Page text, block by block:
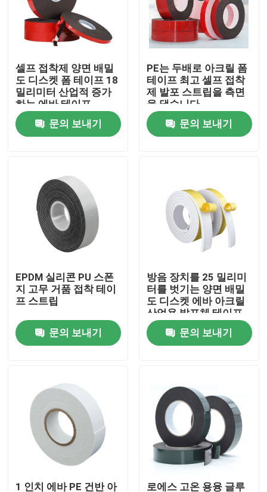
우리에 대하여
품질 관리
연락주세요
봅프 접착 테이프
크라프트 지 접착 테이프
PET 접착 테이프
셀프 접착제 양면 배밀
도 디스켓 폼 테이프 18
밀리미터 산업적 증가
하는 에바 테이프
문의 보내기
PE는 두배로 아크릴 폼
테이프 최고 셀프 접착
제 발포 스트립을 측면
을 댔습니다
문의 보내기
EPDM 실리콘 PU 스폰
지 고무 거품 접착 테이
프 스트립
문의 보내기
방음 장치를 25 밀리미
터를 벗기는 양면 배밀
도 디스켓 에바 아크릴
산업용 발포체 테이프
문의 보내기
1 인치 에바 PE 건반 아 로에스 고온 용융 글루